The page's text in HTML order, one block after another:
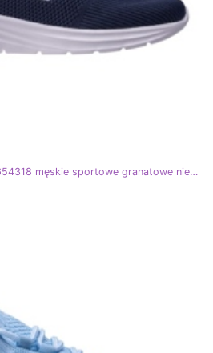
Buty Hi-Tec Livento 92800654318 męskie sportowe granatowe niebieskie